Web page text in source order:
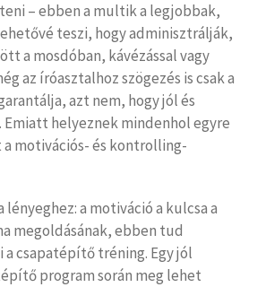
– ebben a multik a legjobbak,
teszi, hogy adminisztrálják,
a mosdóban, kávézással vagy
az íróasztalhoz szögezés is csak a
azt nem, hogy jól és
Emiatt helyeznek mindenhol egyre
motivációs- és kontrolling-
a motiváció a kulcsa a
megoldásának, ebben tud
csapatépítő tréning. Egy jól
program során meg lehet